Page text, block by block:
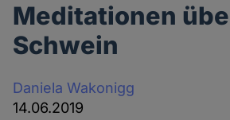
Meditationen
Schwein
Daniela Wakonigg
14.06.2019